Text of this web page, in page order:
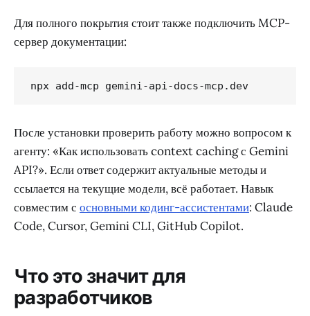
Для полного покрытия стоит также подключить MCP-
сервер документации:
npx add-mcp gemini-api-docs-mcp.dev
После установки проверить работу можно вопросом к
агенту: «Как использовать context caching с Gemini
API?». Если ответ содержит актуальные методы и
ссылается на текущие модели, всё работает. Навык
совместим с основными кодинг-ассистентами: Claude
Code, Cursor, Gemini CLI, GitHub Copilot.
Что это значит для
разработчиков